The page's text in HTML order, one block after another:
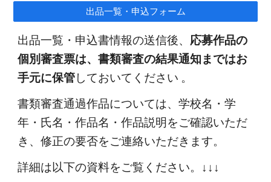
出品一覧・申込フォーム
出品一覧・申込書情報の送信後、 応募作品の
個別審査票は、書類審査の結果通知まではお
手元に保管しておいてください 。
書類審査通過作品については、学校名・学
年・氏名・作品名・作品説明をご確認いただ
き、修正の要否をご連絡いただきます。
詳細は以下の資料をご覧ください。↓↓↓